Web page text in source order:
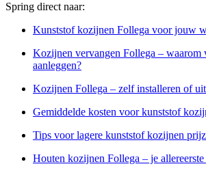
Spring direct naar:
Kunststof kozijnen Follega voor jouw
Kozijnen vervangen Follega – waarom
aanleggen?
Kozijnen Follega – zelf installeren of
Gemiddelde kosten voor kunststof
Tips voor lagere kunststof kozijnen
Houten kozijnen Follega – je